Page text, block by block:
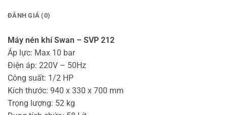
ĐÁNH GIÁ (0)
Máy nén khí Swan – SVP 212
Áp lực: Max 10 bar
Điện áp: 220V – 50Hz
Công suất: 1/2 HP
Kích thước: 940 x 330 x 700 mm
Trọng lượng: 52 kg